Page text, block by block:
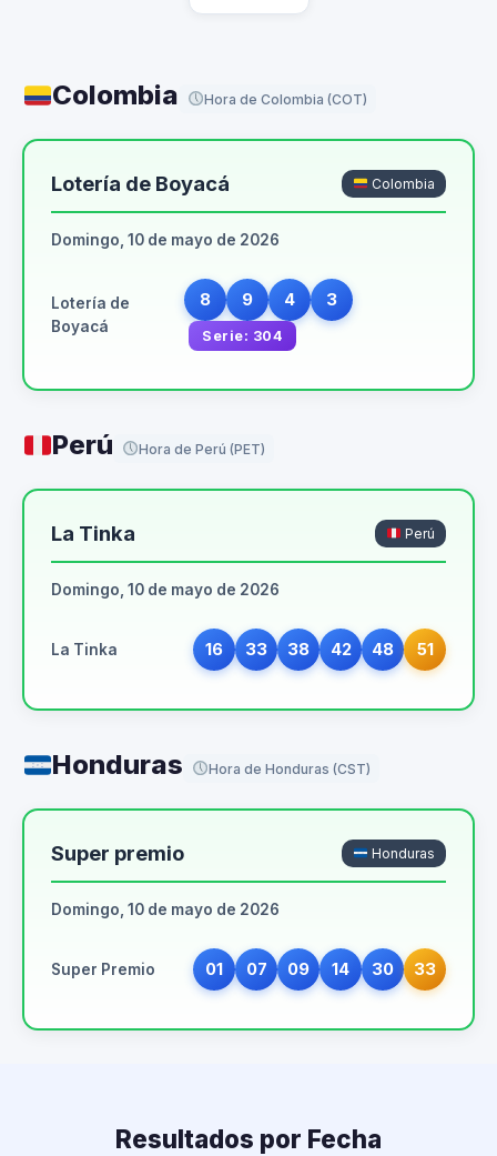
Colombia Hora de Colombia (COT)
Lotería de Boyacá Colombia
Domingo, 10 de mayo de 2026
Lotería de
Boyacá
8 9 4 3
Serie: 304
Perú Hora de Perú (PET)
La Tinka Perú
Domingo, 10 de mayo de 2026
La Tinka 16 33 38 42 48 51
Honduras Hora de Honduras (CST)
Super premio Honduras
Domingo, 10 de mayo de 2026
Super Premio 01 07 09 14 30 33
Resultados por Fecha